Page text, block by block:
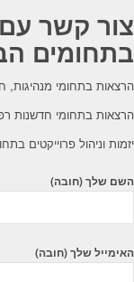
צור קשר
בתחומים
הרצאות בתחומי מנהיגות,
הרצאות בתחומי חדשנות
יזמות וניהול פרוייקטים
השם שלך (חובה)
האימייל שלך (חובה)